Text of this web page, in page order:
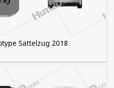
Sattelzug 2018